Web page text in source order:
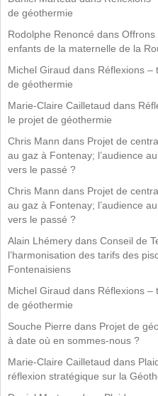
de géothermie
Rodolphe Renoncé dans Offrons
enfants de la maternelle de la
Michel Giraud dans Réflexions –
de géothermie
Marie-Claire Cailletaud dans
le projet de géothermie
Chris Mann dans Projet de
au gaz à Fontenay; l’audience
vers le passé ?
Chris Mann dans Projet de
au gaz à Fontenay; l’audience
vers le passé ?
Alain Lhémery dans Conseil de
l’harmonisation des tarifs des
Fontenaisiens
Michel Giraud dans Réflexions –
de géothermie
Souche Pierre dans Projet de
à date où en sommes-nous ?
Marie-Claire Cailletaud dans
réflexion stratégique sur la